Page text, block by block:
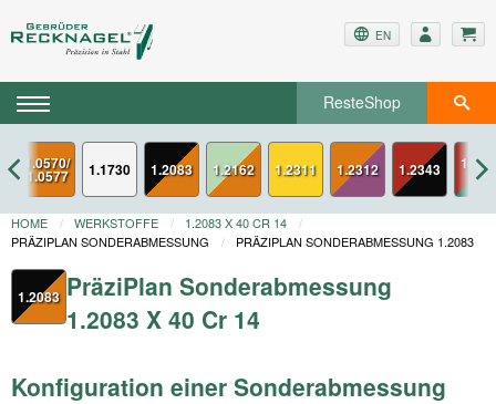
EN
ResteShop
1.0570/
1.0577 1.1730 1.2083 1.2162 1.2311 1.2312 1.2343 ESU
HOME WERKSTOFFE
1.2083 X 40 CR 14
PRÄZIPLAN SONDERABMESSUNG
PRÄZIPLAN SONDERABMESSUNG 1.2083
1.2083 PräziPlan Sonderabmessung
1.2083 X 40 Cr 14
Konfiguration einer Sonderabmessung